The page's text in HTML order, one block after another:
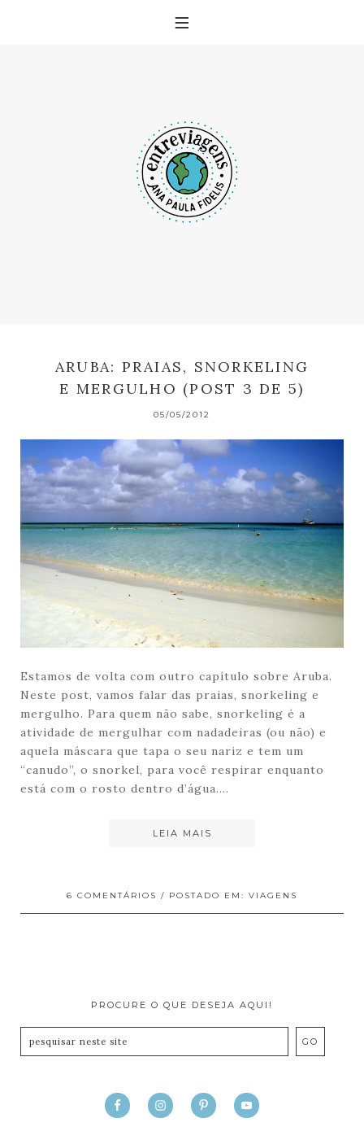
ARUBA: PRAIAS, SNORKELING
E MERGULHO (POST 3 DE 5)
05/05/2012
Estamos de volta com outro capítulo sobre Aruba.
Neste post, vamos falar das praias, snorkeling e
mergulho. Para quem não sabe, snorkeling é a
atividade de mergulhar com nadadeiras (ou não) e
aquela máscara que tapa o seu nariz e tem um
“canudo”, o snorkel, para você respirar enquanto
está com o rosto dentro d’água….
LEIA MAIS
6 COMENTÁRIOS / POSTADO EM: VIAGENS
PROCURE O QUE DESEJA AQUI!